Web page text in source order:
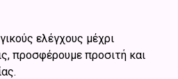
ελέγχους μέχρι
προσφέρουμε προσιτή και